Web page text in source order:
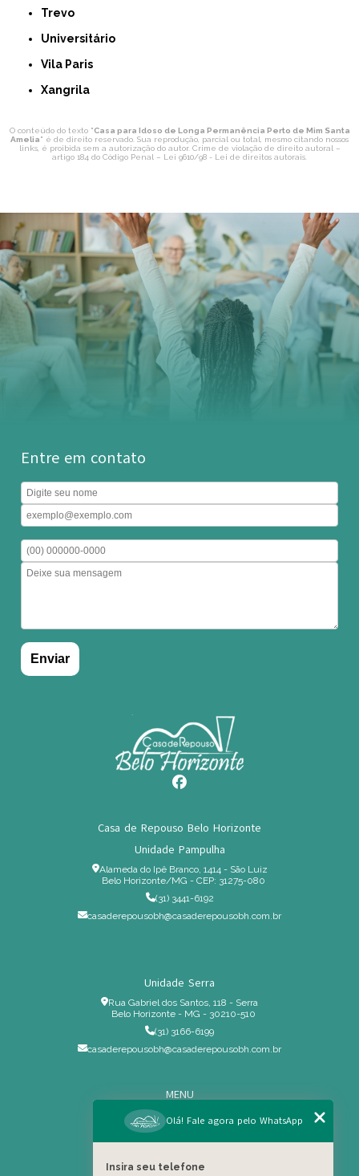
Trevo
Universitário
Vila Paris
Xangrila
O conteúdo do texto "Casa para Idoso de Longa Permanência Perto de Mim Santa
Amelia" é de direito reservado. Sua reprodução, parcial ou total, mesmo citando nossos
links, é proibida sem a autorização do autor. Crime de violação de direito autoral –
artigo 184 do Código Penal – Lei 9610/98 - Lei de direitos autorais.
Entre em contato
Casa de Repouso Belo Horizonte
Unidade Pampulha
Alameda do Ipê Branco, 1414 - São Luiz
Belo Horizonte/MG - CEP: 31275-080
(31) 3441-6192
casaderepousobh@casaderepousobh.com.br
Unidade Serra
Rua Gabriel dos Santos, 118 - Serra
Belo Horizonte - MG - 30210-510
(31) 3166-6199
casaderepousobh@casaderepousobh.com.br
MENU
Home
Institucional
Olá! Fale agora pelo WhatsApp
Insira seu telefone